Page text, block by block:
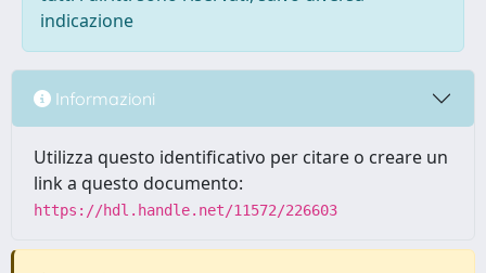
indicazione
Informazioni
Utilizza questo identificativo per citare o creare un
link a questo documento:
https://hdl.handle.net/11572/226603